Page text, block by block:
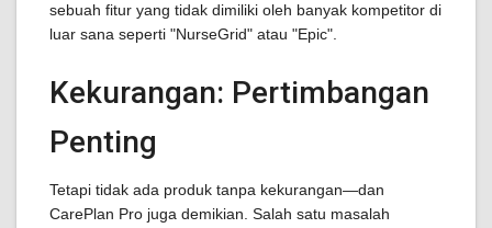
sebuah fitur yang tidak dimiliki oleh banyak kompetitor di
luar sana seperti "NurseGrid" atau "Epic".
Kekurangan: Pertimbangan
Penting
Tetapi tidak ada produk tanpa kekurangan—dan
CarePlan Pro juga demikian. Salah satu masalah